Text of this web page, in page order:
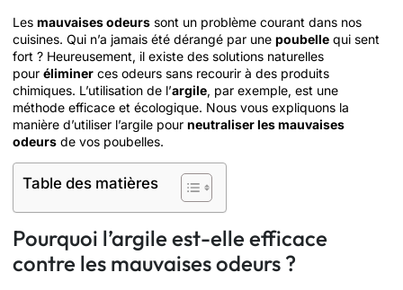
Les mauvaises odeurs sont un problème courant dans nos
cuisines. Qui n’a jamais été dérangé par une poubelle qui sent
fort ? Heureusement, il existe des solutions naturelles
pour éliminer ces odeurs sans recourir à des produits
chimiques. L’utilisation de l’argile, par exemple, est une
méthode efficace et écologique. Nous vous expliquons la
manière d’utiliser l’argile pour neutraliser les mauvaises
odeurs de vos poubelles.
Table des matières
Pourquoi l’argile est-elle efficace
contre les mauvaises odeurs ?